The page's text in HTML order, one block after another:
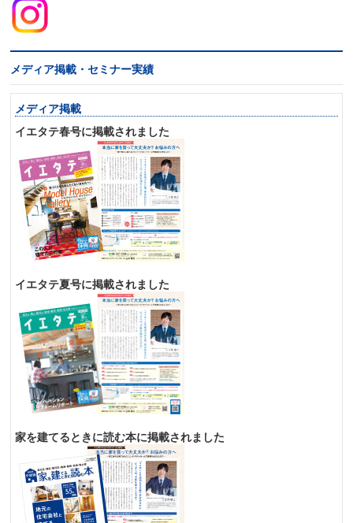
メディア掲載・セミナー実績
メディア掲載
イエタテ春号に掲載されました
イエタテ夏号に掲載されました
家を建てるときに読む本に掲載されました